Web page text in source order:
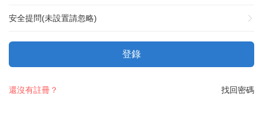
安全提問(未設置請忽略)
登錄
找回密碼
還沒有註冊？